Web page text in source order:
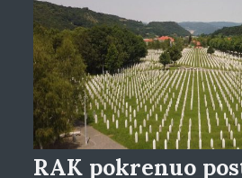
RAK pokrenuo